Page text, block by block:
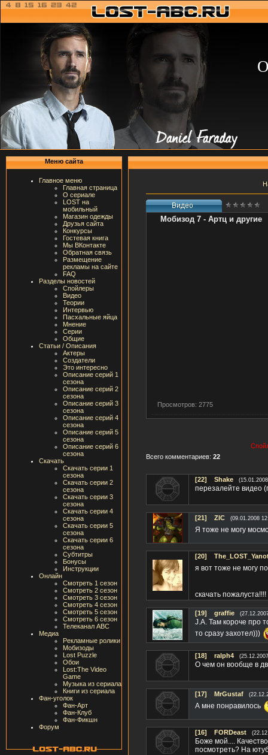
Меню сайта
Главное меню
Главная страница
О сериале
LOST на
мобильный
Магазин одежды
Друзья сайта
Конкурсы
Гостевая книга
Мы ВКонтакте
Обратная связь
Размещение
рекламы на сайте
FAQ
Разделы новостей
Спойлеры
Видео
Теории
Интервью
Пасхальные яйца
Мнение
Серии
Общие
Статьи / Описания
Актеры
Создатели
Это интересно
Описание серий 1
сезона
Описание серий 2
сезона
Описание серий 3
сезона
Описание серий 4
сезона
Описание серий 5
сезона
Описание серий 6
сезона
Скачать
Скачать серии 1
сезона
Скачать серии 2
сезона
Скачать серии 3
сезона
Скачать серии 4
сезона
Скачать серии 5
сезона
Скачать серии 6
сезона
Субтитры
Бонусы
Инструкции
Онлайн
Смотреть 1 сезон
Смотреть 2 сезон
Смотреть 3 сезон
Смотреть 4 сезон
Смотреть 5 сезон
Смотреть 6 сезон
Телеканал ABC
Медиа
Рекламные ролики
Мобизоды
Lost Puzzle
Обои
Lost:The Video
Game
Музыка из сериала
Книги из сериала
Фан-уголок
Фан-Арт
Фан-Клуб
Фан-Фикшн
Форум
Мобизод 7 - Артц и другие
Просмотров: 2775
Всего комментариев: 22
[22] Shake
перезалейте видео
[21] ZIC (09.01.2008
Я тоже не могу
[20]
я вот тоже не могу
скачать пожалуста!!!!
[19] graffie
J.A. Там короче про
то сразу захотел)))
[18] ralph4
О чем он вообще в
[17] MrGustaf
А мне понравилось
[16] FORDeast
Боже мой....
посмотреть? На